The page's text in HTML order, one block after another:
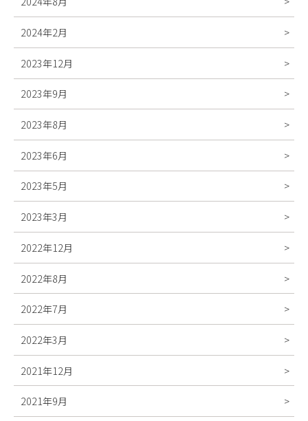
2024年2月
2023年12月
2023年9月
2023年8月
2023年6月
2023年5月
2023年3月
2022年12月
2022年8月
2022年7月
2022年3月
2021年12月
2021年9月